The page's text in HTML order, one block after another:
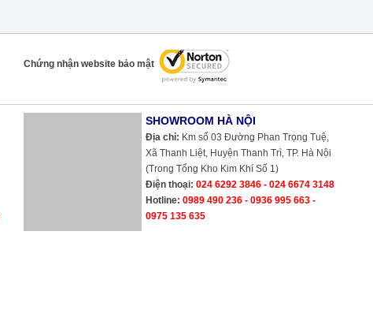
Chứng nhận website bảo mật
SHOWROOM HÀ NỘI
Địa chỉ: Km số 03 Đường Phan Trọng Tuệ,
Xã Thanh Liệt, Huyện Thanh Trì, TP. Hà Nội
(Trong Tổng Kho Kim Khí Số 1)
Điện thoại: 024 6292 3846 - 024 6674 3148
Hotline: 0989 490 236 - 0936 995 663 -
0975 135 635